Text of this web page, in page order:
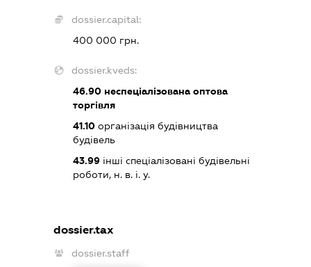
dossier.capital:
400 000 грн.
dossier.kveds:
46.90неспеціалізована оптова
торгівля
41.10організація будівництва
будівель
43.99інші спеціалізовані будівельні
роботи, н. в. і. у.
dossier.tax
dossier.staff